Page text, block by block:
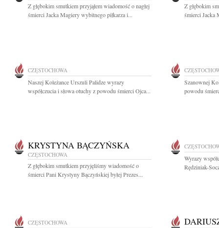
Z głębokim smutkiem przyjąłem wiadomość o nagłej
śmierci Jacka Magiery wybitnego piłkarza i...
Z głębokim
śmierci Jacka
CZĘSTOCHOWA
Naszej Koleżance Urszuli Palidze wyrazy
współczucia i słowa otuchy z powodu śmierci Ojca...
Szanownej
powodu
KRYSTYNA BĄCZYŃSKA
CZĘSTOCHOWA
Z głębokim smutkiem przyjęliśmy wiadomość o
śmierci Pani Krystyny Bączyńskiej byłej Prezes...
Wyrazy
Rędziniak-
CZĘSTOCHOWA